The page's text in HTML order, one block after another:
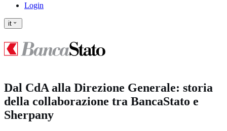
Login
it
Dal CdA alla Direzione Generale: storia
della collaborazione tra BancaStato e
Sherpany